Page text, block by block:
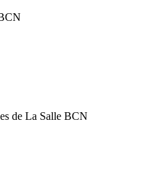
de La Salle BCN